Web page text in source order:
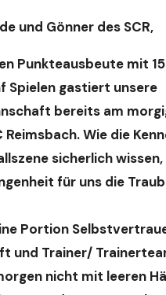
und Gönner des SCR,
Punkteausbeute mit 15
Spielen gastiert unsere
bereits am
Reimsbach. Wie die
sicherlich
für uns die
Portion
und Trainer/
nicht mit leeren